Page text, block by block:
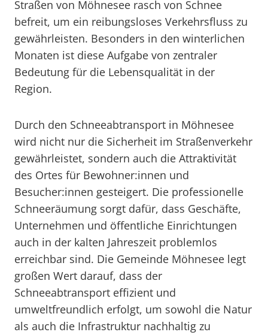
Straßen von Möhnesee rasch von Schnee
befreit, um ein reibungsloses Verkehrsfluss zu
gewährleisten. Besonders in den winterlichen
Monaten ist diese Aufgabe von zentraler
Bedeutung für die Lebensqualität in der
Region.
Durch den Schneeabtransport in Möhnesee
wird nicht nur die Sicherheit im Straßenverkehr
gewährleistet, sondern auch die Attraktivität
des Ortes für Bewohner:innen und
Besucher:innen gesteigert. Die professionelle
Schneeräumung sorgt dafür, dass Geschäfte,
Unternehmen und öffentliche Einrichtungen
auch in der kalten Jahreszeit problemlos
erreichbar sind. Die Gemeinde Möhnesee legt
großen Wert darauf, dass der
Schneeabtransport effizient und
umweltfreundlich erfolgt, um sowohl die Natur
als auch die Infrastruktur nachhaltig zu